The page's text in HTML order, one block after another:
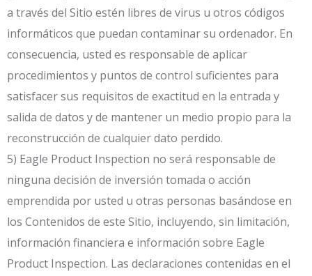
a través del Sitio estén libres de virus u otros códigos
informáticos que puedan contaminar su ordenador. En
consecuencia, usted es responsable de aplicar
procedimientos y puntos de control suficientes para
satisfacer sus requisitos de exactitud en la entrada y
salida de datos y de mantener un medio propio para la
reconstrucción de cualquier dato perdido.
5) Eagle Product Inspection no será responsable de
ninguna decisión de inversión tomada o acción
emprendida por usted u otras personas basándose en
los Contenidos de este Sitio, incluyendo, sin limitación,
información financiera e información sobre Eagle
Product Inspection. Las declaraciones contenidas en el